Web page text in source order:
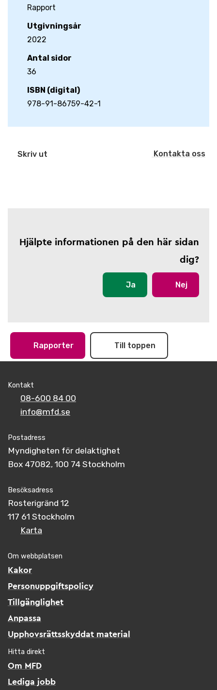
Rapport
Utgivningsår
2022
Antal sidor
36
ISBN (digital)
978-91-86759-42-1
Skriv ut Kontakta oss
Hjälpte informationen på den här sidan
dig?
Ja Nej
Rapporter Till toppen
Kontakt
08-600 84 00
info@mfd.se
Postadress
Myndigheten för delaktighet
Box 47082, 100 74 Stockholm
Besöksadress
Rosterigränd 12
117 61 Stockholm
Karta
Om webbplatsen
Kakor
Personuppgiftspolicy
Tillgänglighet
Anpassa
Upphovsrättsskyddat material
Hitta direkt
Om MFD
Lediga jobb